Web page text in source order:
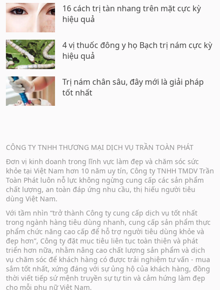
16 cách trị tàn nhang trên mặt cực kỳ
hiệu quả
4 vị thuốc đông y họ Bạch trị nám cực kỳ
hiệu quả
Trị nám chân sâu, đây mới là giải pháp
tốt nhất
CÔNG TY TNHH THƯƠNG MẠI DỊCH VỤ TRẦN TOÀN PHÁT
Đơn vị kinh doanh trong lĩnh vực làm đẹp và chăm sóc sức
khỏe tại Việt Nam hơn 10 năm uy tín, Công ty TNHH TMDV Trần
Toàn Phát luôn nỗ lực không ngừng cung cấp các sản phẩm
chất lượng, an toàn đáp ứng nhu cầu, thị hiếu người tiêu
dùng Việt Nam.
Với tầm nhìn “trở thành Công ty cung cấp dịch vụ tốt nhất
trong ngành hàng tiêu dùng nhanh, cung cấp sản phẩm thực
phẩm chức năng cao cấp để hỗ trợ người tiêu dùng khỏe và
đẹp hơn”, Công ty đặt mục tiêu liên tục toàn thiện và phát
triển hơn nữa, nhằm nâng cao chất lượng sản phẩm và dịch
vụ chăm sóc để khách hàng có được trải nghiệm tư vấn - mua
sắm tốt nhất, xứng đáng với sự ủng hộ của khách hàng, đồng
thời viết tiếp sứ mệnh truyền sự tự tin và cảm hứng làm đẹp
cho mỗi phụ nữ Việt Nam.